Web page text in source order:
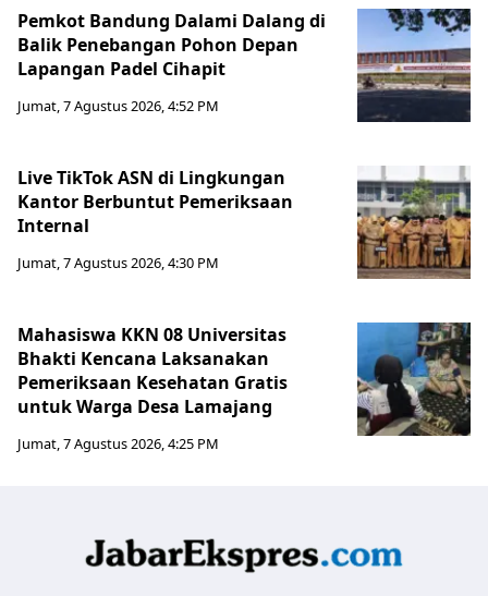
Pemkot Bandung Dalami Dalang di
Balik Penebangan Pohon Depan
Lapangan Padel Cihapit
Jumat, 7 Agustus 2026, 4:52 PM
Live TikTok ASN di Lingkungan
Kantor Berbuntut Pemeriksaan
Internal
Jumat, 7 Agustus 2026, 4:30 PM
Mahasiswa KKN 08 Universitas
Bhakti Kencana Laksanakan
Pemeriksaan Kesehatan Gratis
untuk Warga Desa Lamajang
Jumat, 7 Agustus 2026, 4:25 PM